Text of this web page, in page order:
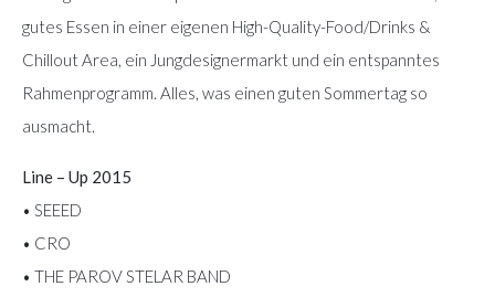
gutes Essen in einer eigenen High-Quality-Food/Drinks &
Chillout Area, ein Jungdesignermarkt und ein entspanntes
Rahmenprogramm. Alles, was einen guten Sommertag so
ausmacht.
Line – Up 2015
• SEEED
• CRO
• THE PAROV STELAR BAND